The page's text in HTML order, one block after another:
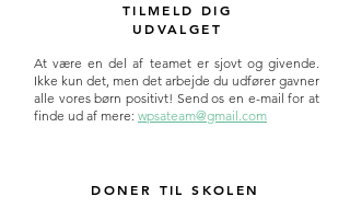
TILMELD DIG
UDVALGET
At være en del af teamet er sjovt og givende.
Ikke kun det, men det arbejde du udfører gavner
alle vores børn positivt! Send os en e-mail for at
finde ud af mere: wpsateam@gmail.com
DONER TIL SKOLEN